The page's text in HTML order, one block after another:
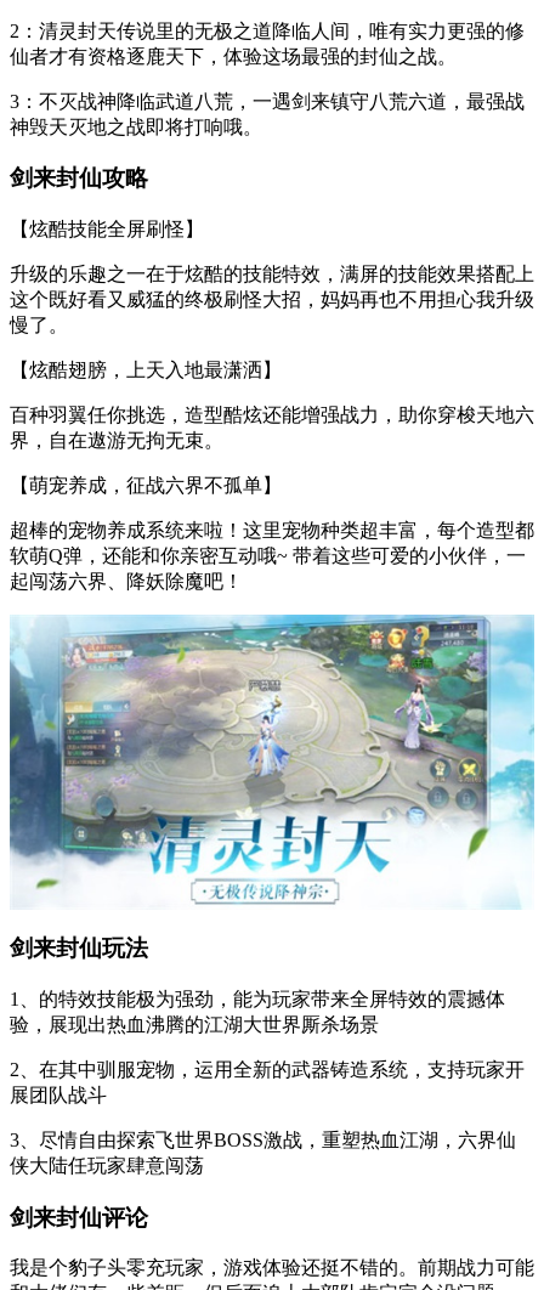
2：清灵封天传说里的无极之道降临人间，唯有实力更强的修
仙者才有资格逐鹿天下，体验这场最强的封仙之战。
3：不灭战神降临武道八荒，一遇剑来镇守八荒六道，最强战
神毁天灭地之战即将打响哦。
剑来封仙攻略
【炫酷技能全屏刷怪】
升级的乐趣之一在于炫酷的技能特效，满屏的技能效果搭配上
这个既好看又威猛的终极刷怪大招，妈妈再也不用担心我升级
慢了。
【炫酷翅膀，上天入地最潇洒】
百种羽翼任你挑选，造型酷炫还能增强战力，助你穿梭天地六
界，自在遨游无拘无束。
【萌宠养成，征战六界不孤单】
超棒的宠物养成系统来啦！这里宠物种类超丰富，每个造型都
软萌Q弹，还能和你亲密互动哦~ 带着这些可爱的小伙伴，一
起闯荡六界、降妖除魔吧！
剑来封仙玩法
1、的特效技能极为强劲，能为玩家带来全屏特效的震撼体
验，展现出热血沸腾的江湖大世界厮杀场景
2、在其中驯服宠物，运用全新的武器铸造系统，支持玩家开
展团队战斗
3、尽情自由探索飞世界BOSS激战，重塑热血江湖，六界仙
侠大陆任玩家肆意闯荡
剑来封仙评论
我是个豹子头零充玩家，游戏体验还挺不错的。前期战力可能